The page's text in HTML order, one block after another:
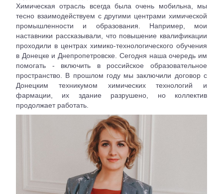
Химическая отрасль всегда была очень мобильна, мы
тесно взаимодействуем с другими центрами химической
промышленности и образования. Например, мои
наставники рассказывали, что повышение квалификации
проходили в центрах химико-технологического обучения
в Донецке и Днепропетровске. Сегодня наша очередь им
помогать - включить в российское образовательное
пространство. В прошлом году мы заключили договор с
Донецким техникумом химических технологий и
фармации, их здание разрушено, но коллектив
продолжает работать.